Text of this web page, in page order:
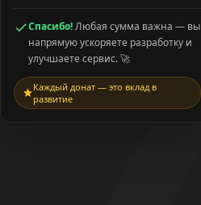
Спасибо!Любая сумма важна — вы
напрямую ускоряете разработку и
улучшаете сервис. 🚀
Каждый донат — это вклад в
развитие